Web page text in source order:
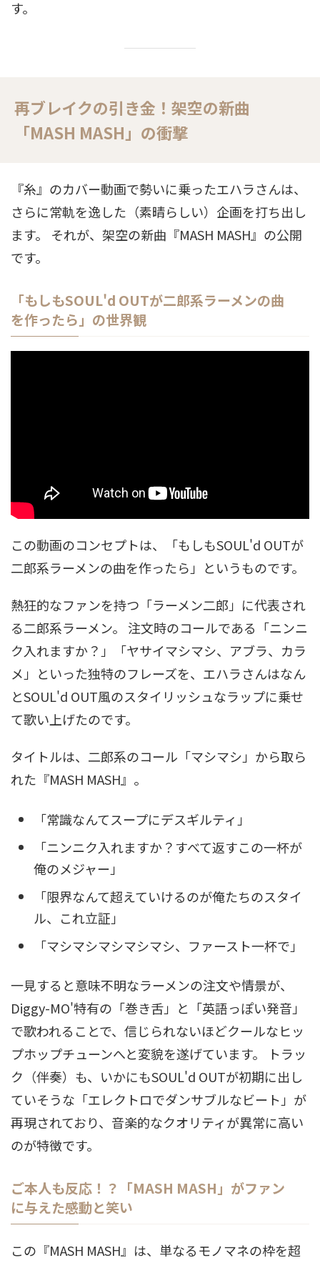
す。
再ブレイクの引き金！架空の新曲
「MASH MASH」の衝撃
『糸』のカバー動画で勢いに乗ったエハラさんは、
さらに常軌を逸した（素晴らしい）企画を打ち出し
ます。 それが、架空の新曲『MASH MASH』の公開
です。
「もしもSOUL'd OUTが二郎系ラーメンの曲
を作ったら」の世界観
この動画のコンセプトは、「もしもSOUL'd OUTが
二郎系ラーメンの曲を作ったら」というものです。
熱狂的なファンを持つ「ラーメン二郎」に代表され
る二郎系ラーメン。 注文時のコールである「ニンニ
ク入れますか？」「ヤサイマシマシ、アブラ、カラ
メ」といった独特のフレーズを、エハラさんはなん
とSOUL'd OUT風のスタイリッシュなラップに乗せ
て歌い上げたのです。
タイトルは、二郎系のコール「マシマシ」から取ら
れた『MASH MASH』。
「常識なんてスープにデスギルティ」
「ニンニク入れますか？すべて返すこの一杯が
俺のメジャー」
「限界なんて超えていけるのが俺たちのスタイ
ル、これ立証」
「マシマシマシマシマシ、ファースト一杯で」
一見すると意味不明なラーメンの注文や情景が、
Diggy-MO'特有の「巻き舌」と「英語っぽい発音」
で歌われることで、信じられないほどクールなヒッ
プホップチューンへと変貌を遂げています。 トラッ
ク（伴奏）も、いかにもSOUL'd OUTが初期に出し
ていそうな「エレクトロでダンサブルなビート」が
再現されており、音楽的なクオリティが異常に高い
のが特徴です。
ご本人も反応！？「MASH MASH」がファン
に与えた感動と笑い
この『MASH MASH』は、単なるモノマネの枠を超